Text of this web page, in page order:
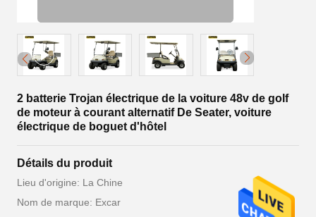
2 batterie Trojan électrique de la voiture 48v de golf
de moteur à courant alternatif De Seater, voiture
électrique de boguet d'hôtel
Détails du produit
Lieu d'origine: La Chine
Nom de marque: Excar